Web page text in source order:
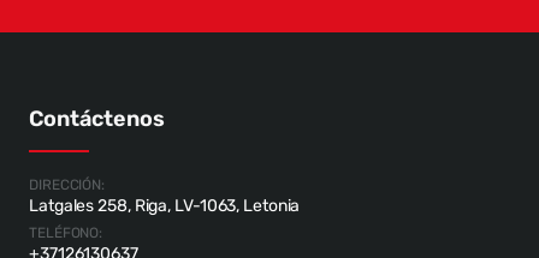
Contáctenos
DIRECCIÓN:
Latgales 258, Riga, LV-1063, Letonia
TELÉFONO: